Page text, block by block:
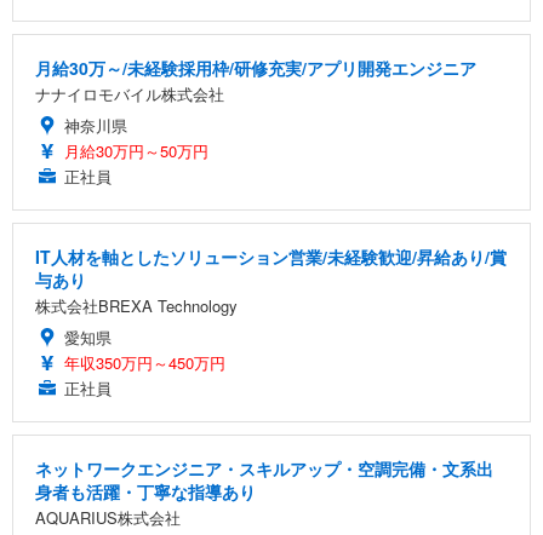
月給30万～/未経験採用枠/研修充実/アプリ開発エンジニア
ナナイロモバイル株式会社
神奈川県
月給30万円～50万円
正社員
IT人材を軸としたソリューション営業/未経験歓迎/昇給あり/賞
与あり
株式会社BREXA Technology
愛知県
年収350万円～450万円
正社員
ネットワークエンジニア・スキルアップ・空調完備・文系出
身者も活躍・丁寧な指導あり
AQUARIUS株式会社